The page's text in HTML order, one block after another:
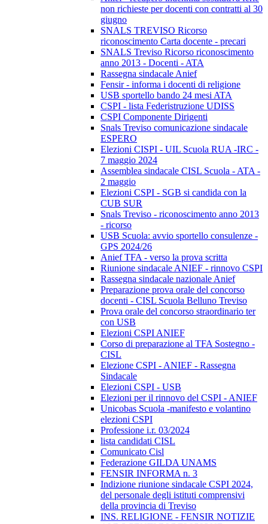
non richieste per docenti con contratti al 30
giugno
SNALS TREVISO Ricorso
riconoscimento Carta docente - precari
SNALS Treviso Ricorso riconoscimento
anno 2013 - Docenti - ATA
Rassegna sindacale Anief
Fensir - informa i docenti di religione
USB sportello bando 24 mesi ATA
CSPI - lista Federistruzione UDISS
CSPI Componente Dirigenti
Snals Treviso comunicazione sindacale
ESPERO
Elezioni CISPI - UIL Scuola RUA -IRC -
7 maggio 2024
Assemblea sindacale CISL Scuola - ATA -
2 maggio
Elezioni CSPI - SGB si candida con la
CUB SUR
Snals Treviso - riconoscimento anno 2013
- ricorso
USB Scuola: avvio sportello consulenze -
GPS 2024/26
Anief TFA - verso la prova scritta
Riunione sindacale ANIEF - rinnovo CSPI
Rassegna sindacale nazionale Anief
Preparazione prova orale del concorso
docenti - CISL Scuola Belluno Treviso
Prova orale del concorso straordinario ter
con USB
Elezioni CSPI ANIEF
Corso di preparazione al TFA Sostegno -
CISL
Elezione CSPI - ANIEF - Rassegna
Sindacale
Elezioni CSPI - USB
Elezioni per il rinnovo del CSPI - ANIEF
Unicobas Scuola -manifesto e volantino
elezioni CSPI
Professione i.r. 03/2024
lista candidati CISL
Comunicato Cisl
Federazione GILDA UNAMS
FENSIR INFORMA n. 3
Indizione riunione sindacale CSPI 2024,
del personale degli istituti comprensivi
della provincia di Treviso
INS. RELIGIONE - FENSIR NOTIZIE